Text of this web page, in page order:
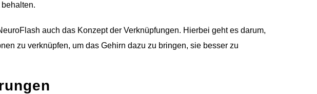
auch das Konzept der Verknüpfungen. Hierbei geht es darum,
zu verknüpfen, um das Gehirn dazu zu bringen, sie besser zu